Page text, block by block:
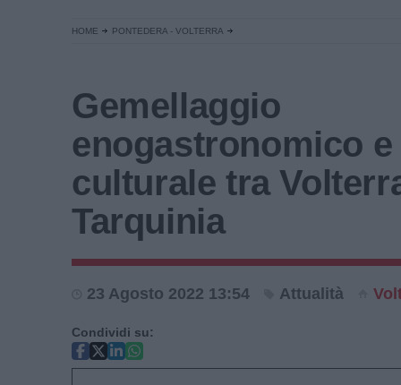
HOME PONTEDERA - VOLTERRA
Gemellaggio
enogastronomico e
culturale tra
Tarquinia
23 Agosto 2022 13:54 Attualità
Condividi su: